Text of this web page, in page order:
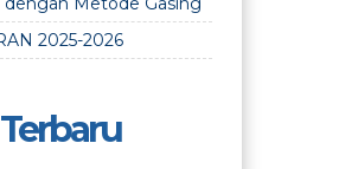
2025-2026